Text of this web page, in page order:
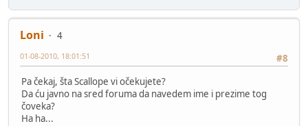
Loni
4
#8
01-08-2010, 18:01:51
Pa čekaj, šta Scallope vi očekujete?
Da ću javno na sred foruma da navedem ime i prezime tog
čoveka?
Ha ha...